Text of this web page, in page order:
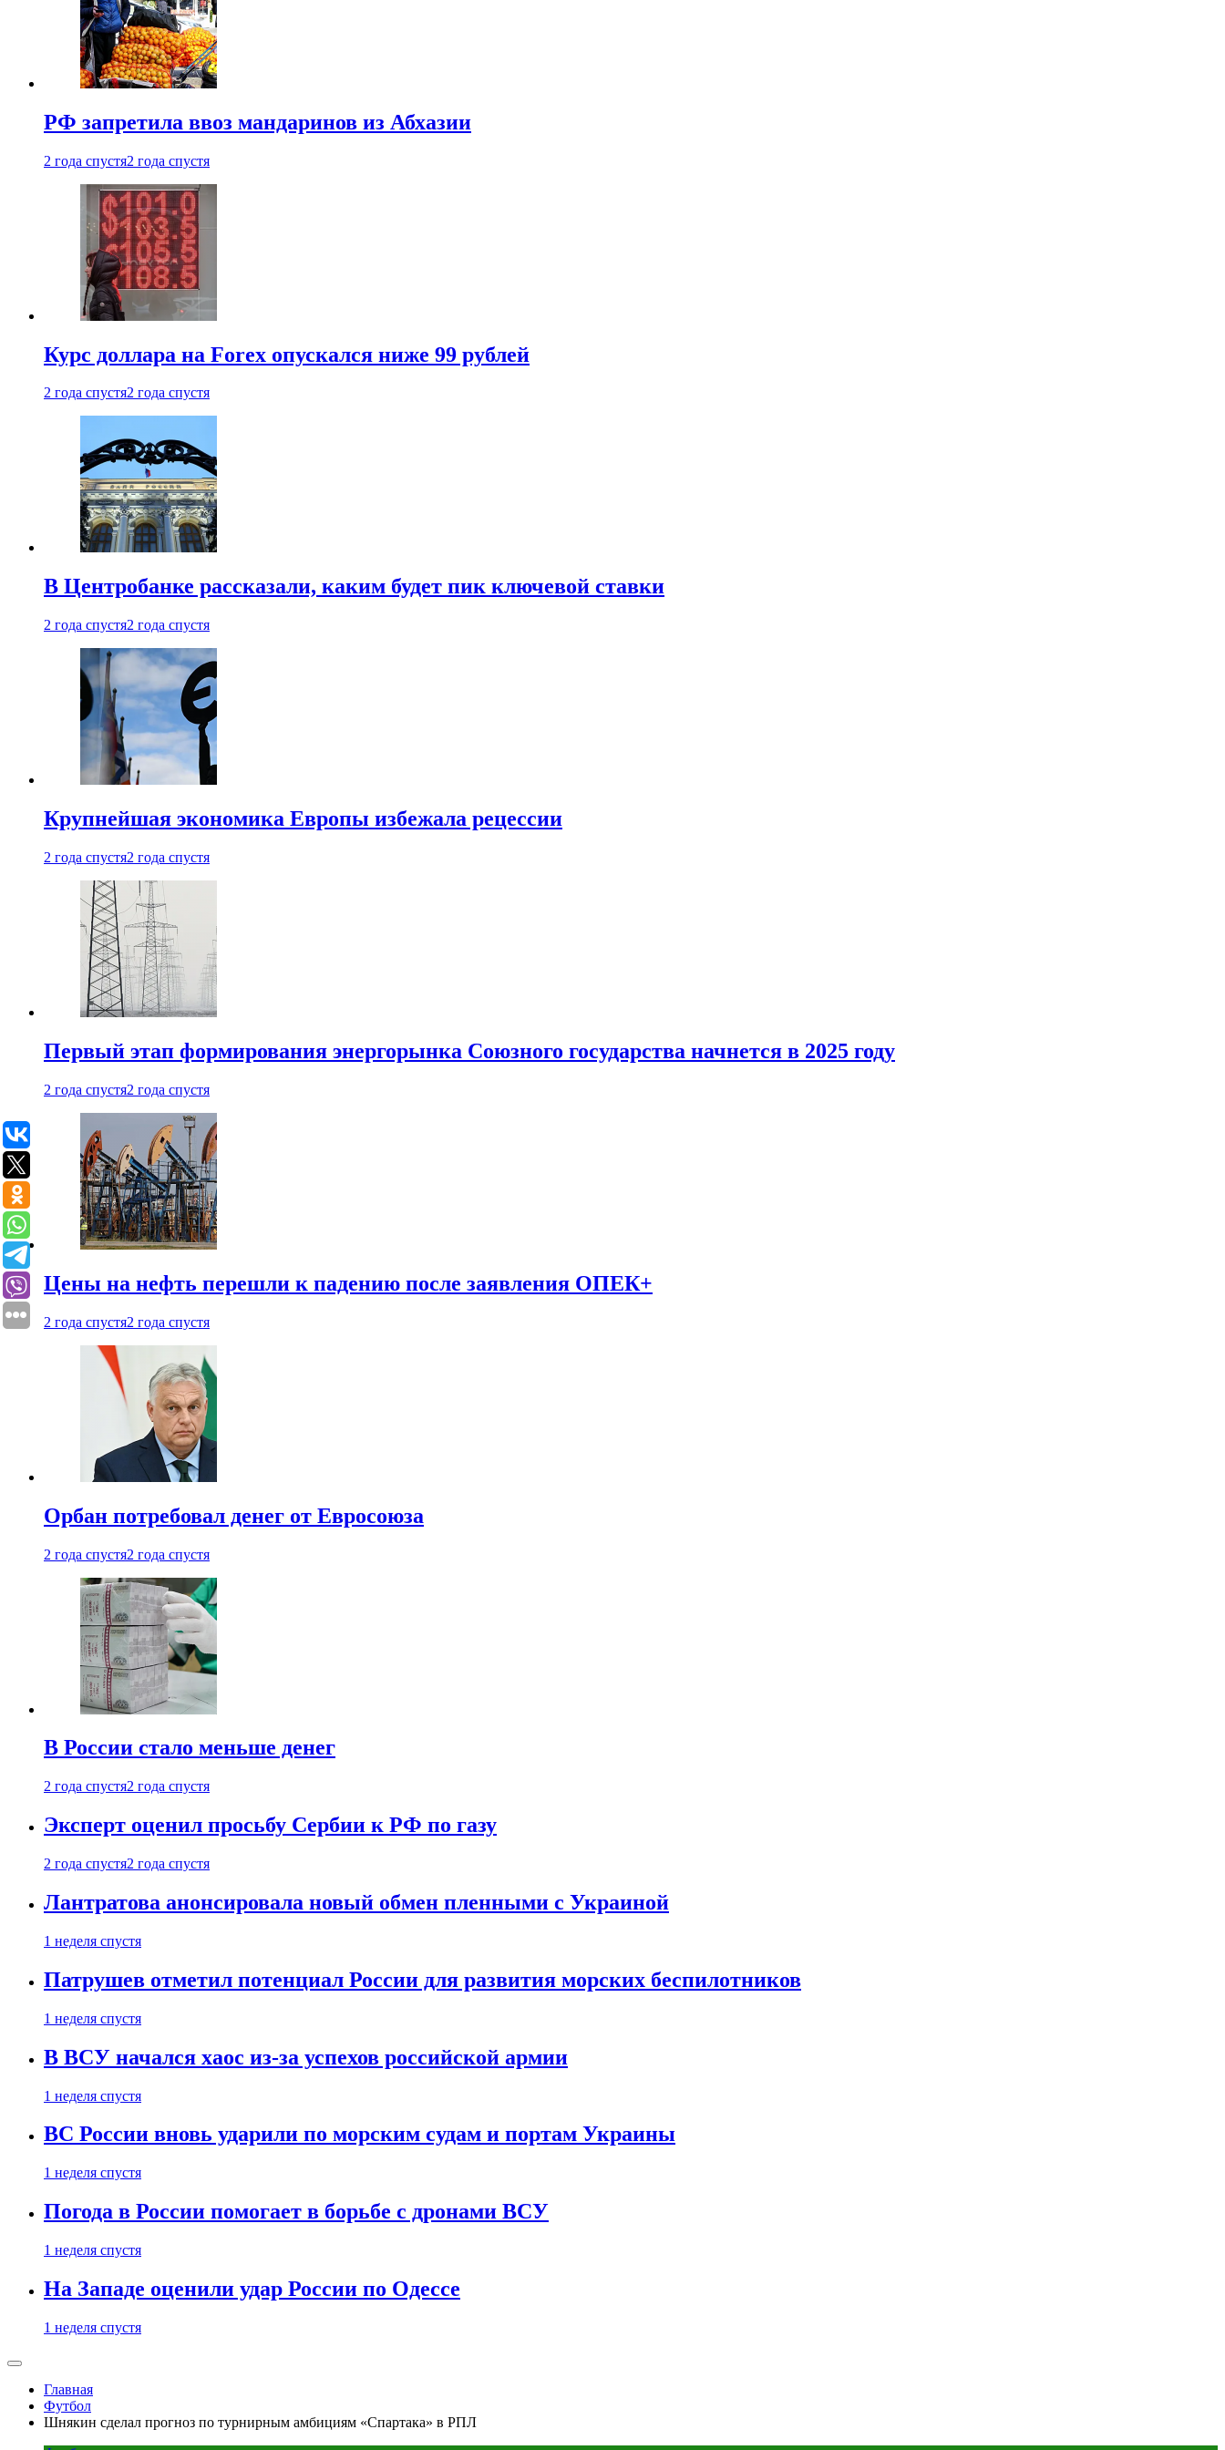
РФ запретила ввоз мандаринов из Абхазии
2 года спустя2 года спустя
Курс доллара на Forex опускался ниже 99 рублей
2 года спустя2 года спустя
В Центробанке рассказали, каким будет пик ключевой ставки
2 года спустя2 года спустя
Крупнейшая экономика Европы избежала рецессии
2 года спустя2 года спустя
Первый этап формирования энергорынка Союзного государства начнется в 2025 году
2 года спустя2 года спустя
Цены на нефть перешли к падению после заявления ОПЕК+
2 года спустя2 года спустя
Орбан потребовал денег от Евросоюза
2 года спустя2 года спустя
В России стало меньше денег
2 года спустя2 года спустя
Эксперт оценил просьбу Сербии к РФ по газу
2 года спустя2 года спустя
Лантратова анонсировала новый обмен пленными с Украиной
1 неделя спустя
Патрушев отметил потенциал России для развития морских беспилотников
1 неделя спустя
В ВСУ начался хаос из-за успехов российской армии
1 неделя спустя
ВС России вновь ударили по морским судам и портам Украины
1 неделя спустя
Погода в России помогает в борьбе с дронами ВСУ
1 неделя спустя
На Западе оценили удар России по Одессе
1 неделя спустя
Главная
Футбол
Шнякин сделал прогноз по турнирным амбициям «Спартака» в РПЛ